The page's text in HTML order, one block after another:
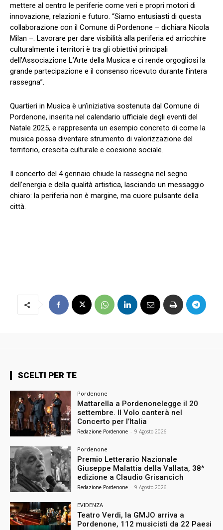
mettere al centro le periferie come veri e propri motori di
innovazione, relazioni e futuro. “Siamo entusiasti di questa
collaborazione con il Comune di Pordenone – dichiara Nicola
Milan –. Lavorare per dare visibilità alla periferia ed arricchire
culturalmente i territori è tra gli obiettivi principali
dell’Associazione L’Arte della Musica e ci rende orgogliosi la
grande partecipazione e il consenso ricevuto durante l’intera
rassegna”.
Quartieri in Musica è un’iniziativa sostenuta dal Comune di
Pordenone, inserita nel calendario ufficiale degli eventi del
Natale 2025, e rappresenta un esempio concreto di come la
musica possa diventare strumento di valorizzazione del
territorio, crescita culturale e coesione sociale.
Il concerto del 4 gennaio chiude la rassegna nel segno
dell’energia e della qualità artistica, lasciando un messaggio
chiaro: la periferia non è margine, ma cuore pulsante della
città.
SCELTI PER TE
Pordenone
Mattarella a Pordenonelegge il 20
settembre. Il Volo canterà nel
Concerto per l’Italia
Redazione Pordenone - 9 Agosto 2026
Pordenone
Premio Letterario Nazionale
Giuseppe Malattia della Vallata, 38^
edizione a Claudio Grisancich
Redazione Pordenone - 9 Agosto 2026
EVIDENZA
Teatro Verdi, la GMJO arriva a
Pordenone, 112 musicisti da 22 Paesi